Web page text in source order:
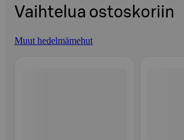
Vaihtelua ostoskoriin
Muut hedelmämehut